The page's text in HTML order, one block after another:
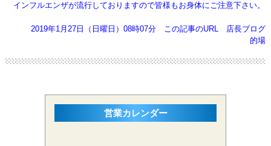
インフルエンザが流行しておりますので皆様もお身体にご注意下さい。
2019年1月27日（日曜日）08時07分 この記事のURL
店長ブログ
的場
営業カレンダー